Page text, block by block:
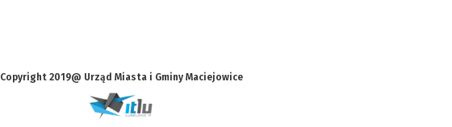
Copyright 2019@ Urząd Miasta i Gminy Maciejowice